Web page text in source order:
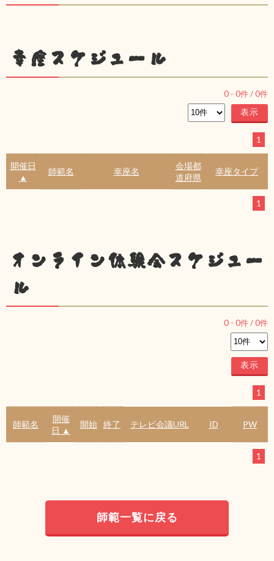
幸座スケジュール
0 - 0件 /0件
1
開催日
▲
師範名 幸座名
会場都
道府県
幸座タイプ
1
オンライン体験会スケジュー
ル
0 - 0件 /0件
1
師範名
開催
日 ▲
開始 終了 テレビ会議URL ID PW
1
師範一覧に戻る